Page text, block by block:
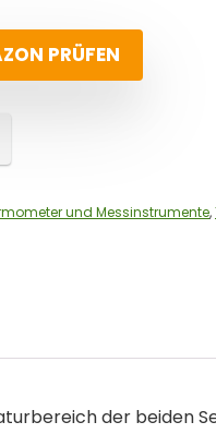
PRÜFEN
und Messinstrumente,
der beiden